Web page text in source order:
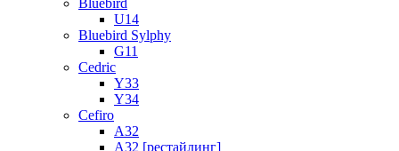
Bluebird
U14
Bluebird Sylphy
G11
Cedric
Y33
Y34
Cefiro
A32
A32 [рестайлинг]